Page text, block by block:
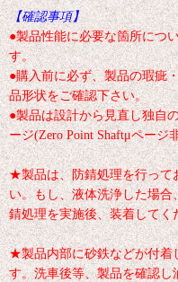
【確認事項】
●製品性能に必要な箇所につ
す。
●購入前に必ず、製品の瑕疵
品形状をご確認下さい。
●製品は設計から見直し独自
ージ(Zero Point Shaftμページ
★製品は、防錆処理を行って
い。もし、液体洗浄した場
錆処理を実施後、装着してく
★製品内部に砂鉄などが付着
す。洗車後等、製品を確認